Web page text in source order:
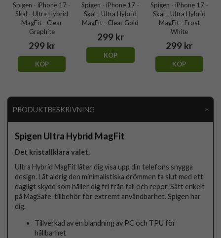
Spigen - iPhone 17 -
Skal - Ultra Hybrid
MagFit - Clear
Graphite
299 kr
KÖP
Spigen - iPhone 17 -
Skal - Ultra Hybrid
MagFit - Clear Gold
299 kr
KÖP
Spigen - iPhone 17 -
Skal - Ultra Hybrid
MagFit - Frost
White
299 kr
KÖP
PRODUKTBESKRIVNING
Spigen Ultra Hybrid MagFit
Det kristallklara valet.
Ultra Hybrid MagFit låter dig visa upp din telefons snygga
design. Låt aldrig den minimalistiska drömmen ta slut med ett
dagligt skydd som håller dig fri från fall och repor. Sätt enkelt
på MagSafe-tillbehör för extremt användbarhet. Spigen har
dig.
Tillverkad av en blandning av PC och TPU för
hållbarhet